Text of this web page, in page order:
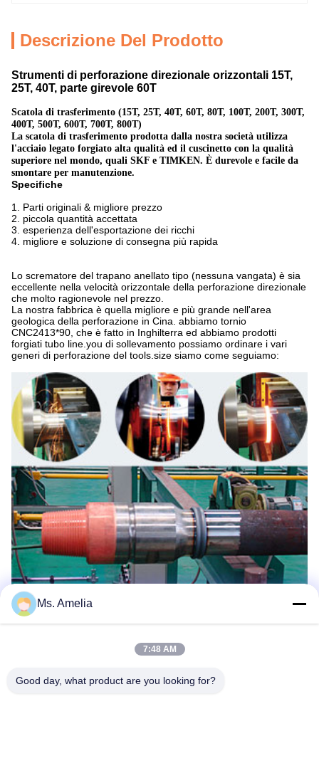
Descrizione Del Prodotto
Strumenti di perforazione direzionale orizzontali 15T,
25T, 40T, parte girevole 60T
Scatola di trasferimento (15T, 25T, 40T, 60T, 80T, 100T, 200T, 300T,
400T, 500T, 600T, 700T, 800T)
La scatola di trasferimento prodotta dalla nostra società utilizza
l'acciaio legato forgiato alta qualità ed il cuscinetto con la qualità
superiore nel mondo, quali SKF e TIMKEN. È durevole e facile da
smontare per manutenzione.
Specifiche
1. Parti originali & migliore prezzo
2. piccola quantità accettata
3. esperienza dell'esportazione dei ricchi
4. migliore e soluzione di consegna più rapida
Lo scrematore del trapano anellato tipo (nessuna vangata) è sia
eccellente nella velocità orizzontale della perforazione direzionale
che molto ragionevole nel prezzo.
La nostra fabbrica è quella migliore e più grande nell'area
geologica della perforazione in Cina. abbiamo tornio
CNC2413*90, che è fatto in Inghilterra ed abbiamo prodotti
forgiati tubo line.you di sollevamento possiamo ordinare i vari
generi di perforazione del tools.size siamo come seguiamo:
Ms. Amelia
7:48 AM
Good day, what product are you looking for?